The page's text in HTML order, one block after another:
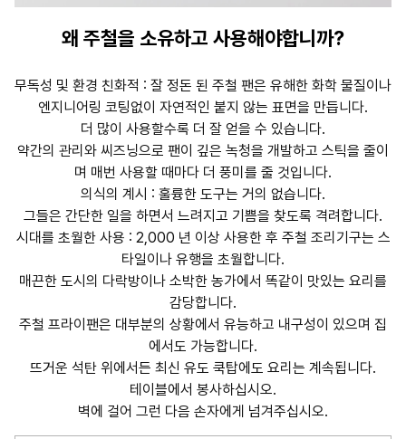
왜 주철을 소유하고 사용해야합니까?
무독성 및 환경 친화적 : 잘 정돈 된 주철 팬은 유해한 화학 물질이나
엔지니어링 코팅없이 자연적인 붙지 않는 표면을 만듭니다.
더 많이 사용할수록 더 잘 얻을 수 있습니다.
약간의 관리와 씨즈닝으로 팬이 깊은 녹청을 개발하고 스틱을 줄이
며 매번 사용할 때마다 더 풍미를 줄 것입니다.
의식의 계시 : 훌륭한 도구는 거의 없습니다.
그들은 간단한 일을 하면서 느려지고 기쁨을 찾도록 격려합니다.
시대를 초월한 사용 : 2,000 년 이상 사용한 후 주철 조리기구는 스
타일이나 유행을 초월합니다.
매끈한 도시의 다락방이나 소박한 농가에서 똑같이 맛있는 요리를
감당합니다.
주철 프라이팬은 대부분의 상황에서 유능하고 내구성이 있으며 집
에서도 가능합니다.
뜨거운 석탄 위에서든 최신 유도 쿡탑에도 요리는 계속됩니다.
테이블에서 봉사하십시오.
벽에 걸어 그런 다음 손자에게 넘겨주십시오.